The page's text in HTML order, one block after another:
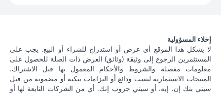
إخلاء المسؤولية
لا يشكل هذا الموقع أي عرض أو استدراج للشراء أو البيع. يجب على
المستثمرين الرجوع إلى وثيقة (وثائق) العرض ذات الصلة للحصول على
معلومات مفصلة والشروط والأحكام المعمول بها قبل الاشتراك.
المنتجات الاستثمارية ليست ودائع أو التزامات بنكية أو مضمونة من قبل
سيتي بنك إن. إيه. أو سيتي جروب إنك. أي من الشركات التابعة لها أو